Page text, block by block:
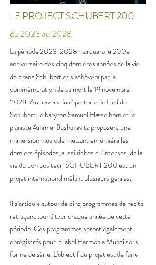
LE PROJECT SCHUBERT 200
du 2023 au 2028
La période2023-2028 marquera le 200e
anniversaire des cinq dernières années de la vie
de Franz Schubert et s’achèvera par la
commémoration de sa mort le 19 novembre
2028. Au travers du répertoire de Lied de
Schubert, le baryton Samuel Hasselhorn et le
pianiste Ammiel Bushakevitz proposent une
immersion musicale mettant en lumière les
derniers épisodes, aussi riches qu’intenses, de la
vie du compositeur. SCHUBERT 200 est un
projet international mêlant plusieurs genres.
Il s’articule autour de cinq programmes de récital
retraçant tour à tour chaque année de cette
période. Ces programmes seront également
enregistrés pour le label Harmonia Mundi sous
forme de série. L'objectif du projet est de faire